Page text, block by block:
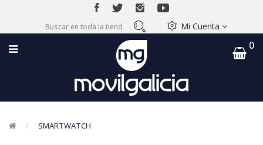
Mi Cuenta
0
SMARTWATCH